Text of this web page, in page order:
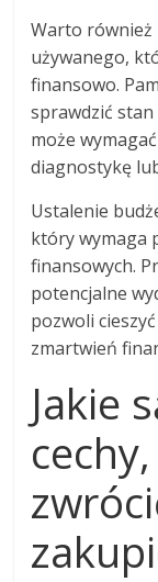
Warto również
używanego,
finansowo.
sprawdzić
może
diagnostykę
Ustalenie
który wymaga
finansowych.
potencjalne
pozwoli
zmartwień
Jakie